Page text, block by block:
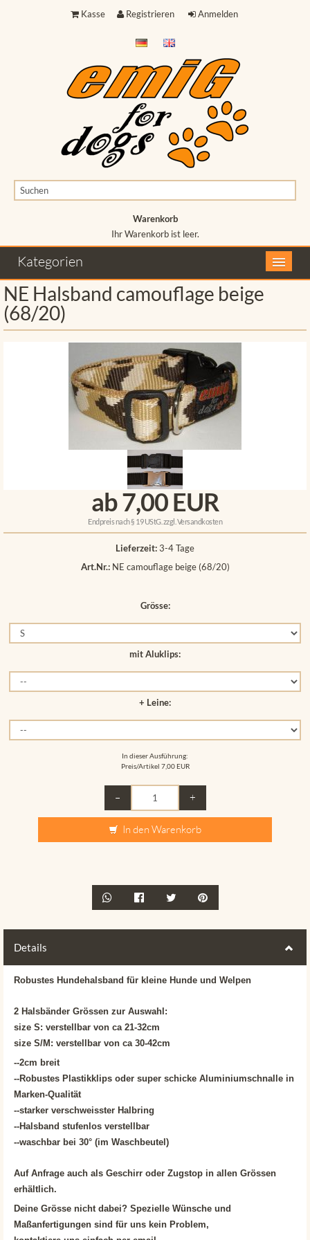
Kasse Registrieren Anmelden
Warenkorb
Ihr Warenkorb ist leer.
Kategorien
NE Halsband camouflage beige
(68/20)
ab 7,00 EUR
Endpreis nach § 19 UStG. zzgl. Versandkosten
Lieferzeit:3-4 Tage
Art.Nr.:NE camouflage beige (68/20)
Grösse:
mit Aluklips:
+ Leine:
In dieser Ausführung:
Preis/Artikel 7,00 EUR
– +
In den Warenkorb
Details
Robustes Hundehalsband für kleine Hunde und Welpen
2 Halsbänder Grössen zur Auswahl:
size S: verstellbar von ca 21-32cm
size S/M: verstellbar von ca 30-42cm
--2cm breit
--Robustes Plastikklips oder super schicke Aluminiumschnalle in
Marken-Qualität
--starker verschweisster Halbring
--Halsband stufenlos verstellbar
--waschbar bei 30° (im Waschbeutel)
Auf Anfrage auch als Geschirr oder Zugstop in allen Grössen
erhältlich.
Deine Grösse nicht dabei? Spezielle Wünsche und
Maßanfertigungen sind für uns kein Problem,